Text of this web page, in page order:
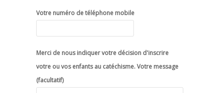
Votre numéro de téléphone mobile
Merci de nous indiquer votre décision d'inscrire
votre ou vos enfants au catéchisme. Votre message
(facultatif)